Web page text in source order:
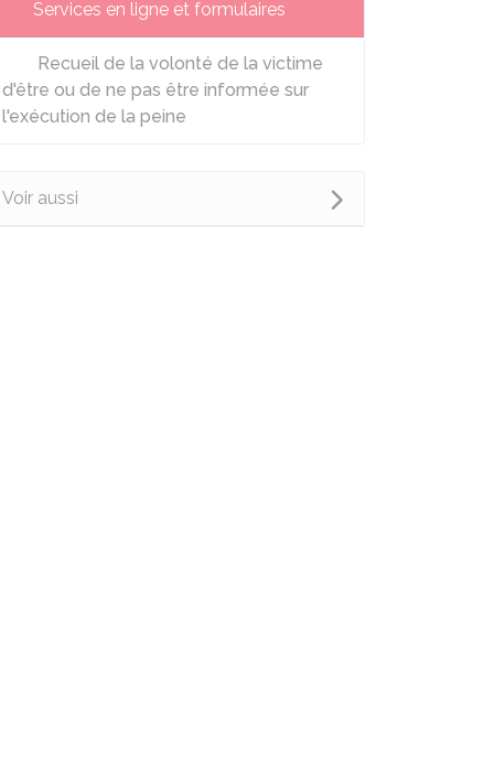
Services en ligne et formulaires
Recueil de la volonté de la victime
d'être ou de ne pas être informée sur
l'exécution de la peine
Voir aussi